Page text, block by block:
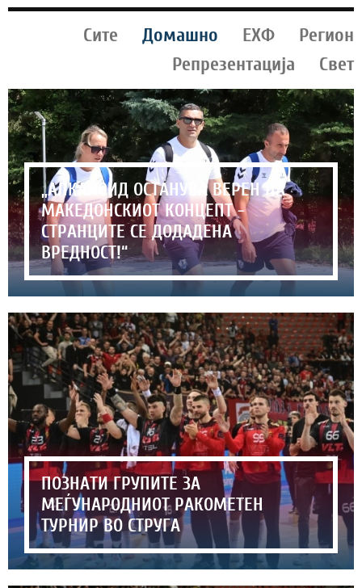
Сите Домашно ЕХФ
Регион
Репрезентација
Свет
„АЛКАЛОИД ОСТАНУВА ВЕРЕН НА
МАКЕДОНСКИОТ КОНЦЕПТ -
СТРАНЦИТЕ СЕ ДОДАДЕНА
ВРЕДНОСТ!“
ПОЗНАТИ ГРУПИТЕ ЗА
МЕЃУНАРОДНИОТ РАКОМЕТЕН
ТУРНИР ВО СТРУГА